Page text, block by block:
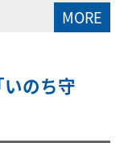
MORE
のち守